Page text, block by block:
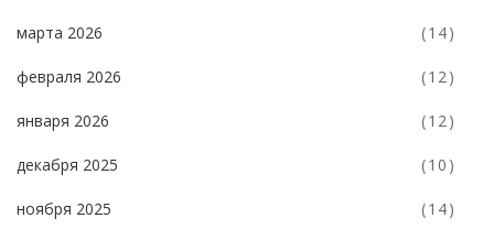
марта 2026 (14)
февраля 2026 (12)
января 2026 (12)
декабря 2025 (10)
ноября 2025 (14)